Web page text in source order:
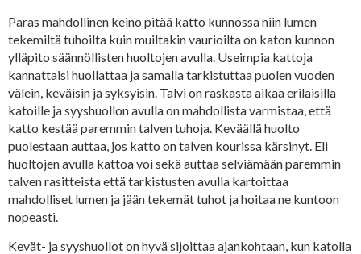
Paras mahdollinen keino pitää katto kunnossa niin lumen
tekemiltä tuhoilta kuin muiltakin vaurioilta on katon kunnon
ylläpito säännöllisten huoltojen avulla. Useimpia kattoja
kannattaisi huollattaa ja samalla tarkistuttaa puolen vuoden
välein, keväisin ja syksyisin. Talvi on raskasta aikaa erilaisilla
katoille ja syyshuollon avulla on mahdollista varmistaa, että
katto kestää paremmin talven tuhoja. Keväällä huolto
puolestaan auttaa, jos katto on talven kourissa kärsinyt. Eli
huoltojen avulla kattoa voi sekä auttaa selviämään paremmin
talven rasitteista että tarkistusten avulla kartoittaa
mahdolliset lumen ja jään tekemät tuhot ja hoitaa ne kuntoon
nopeasti.
Kevät- ja syyshuollot on hyvä sijoittaa ajankohtaan, kun katolla